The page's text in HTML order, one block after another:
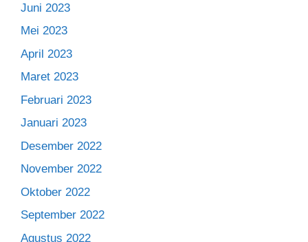
Juni 2023
Mei 2023
April 2023
Maret 2023
Februari 2023
Januari 2023
Desember 2022
November 2022
Oktober 2022
September 2022
Agustus 2022